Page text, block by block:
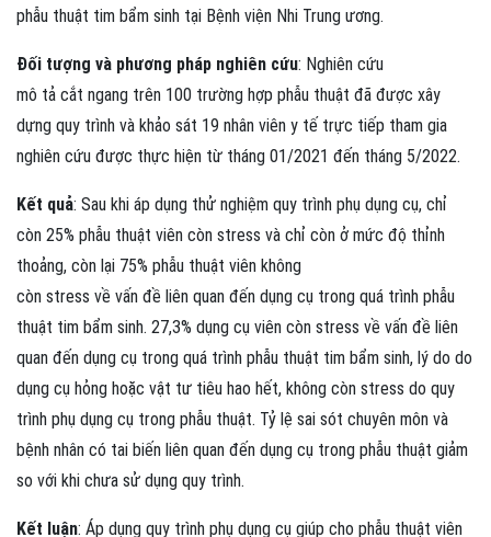
phẫu thuật tim bẩm sinh tại Bệnh viện Nhi Trung ương.
Đối tượng và phương pháp nghiên cứu: Nghiên cứu
mô tả cắt ngang trên 100 trường hợp phẫu thuật đã được xây
dựng quy trình và khảo sát 19 nhân viên y tế trực tiếp tham gia
nghiên cứu được thực hiện từ tháng 01/2021 đến tháng 5/2022.
Kết quả: Sau khi áp dụng thử nghiệm quy trình phụ dụng cụ, chỉ
còn 25% phẫu thuật viên còn stress và chỉ còn ở mức độ thỉnh
thoảng, còn lại 75% phẫu thuật viên không
còn stress về vấn đề liên quan đến dụng cụ trong quá trình phẫu
thuật tim bẩm sinh. 27,3% dụng cụ viên còn stress về vấn đề liên
quan đến dụng cụ trong quá trình phẫu thuật tim bẩm sinh, lý do do
dụng cụ hỏng hoặc vật tư tiêu hao hết, không còn stress do quy
trình phụ dụng cụ trong phẫu thuật. Tỷ lệ sai sót chuyên môn và
bệnh nhân có tai biến liên quan đến dụng cụ trong phẫu thuật giảm
so với khi chưa sử dụng quy trình.
Kết luận: Áp dụng quy trình phụ dụng cụ giúp cho phẫu thuật viên